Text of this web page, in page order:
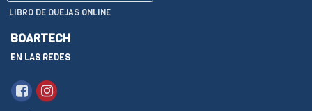
LIBRO DE QUEJAS ONLINE
BOARTECH
EN LAS REDES